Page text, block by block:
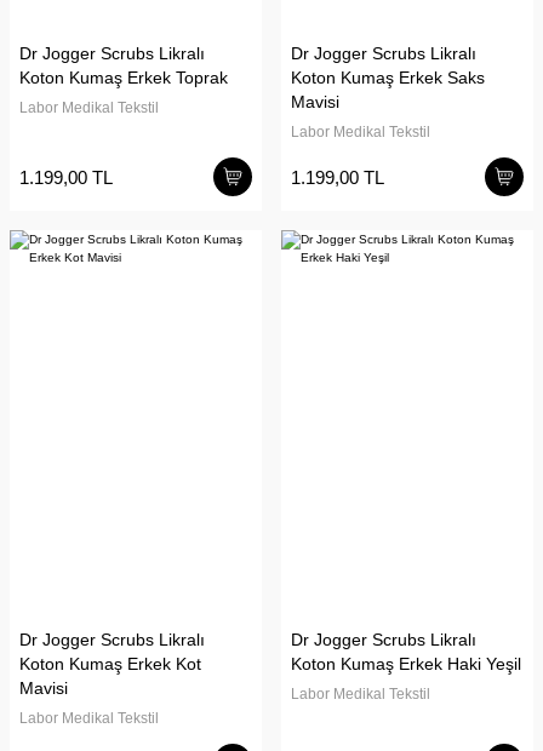
Dr Jogger Scrubs Likralı
Koton Kumaş Erkek Toprak
Labor Medikal Tekstil
1.199,00 TL
Dr Jogger Scrubs Likralı
Koton Kumaş Erkek Saks
Mavisi
Labor Medikal Tekstil
1.199,00 TL
Dr Jogger Scrubs Likralı
Koton Kumaş Erkek Kot
Mavisi
Labor Medikal Tekstil
Dr Jogger Scrubs Likralı
Koton Kumaş Erkek Haki Yeşil
Labor Medikal Tekstil